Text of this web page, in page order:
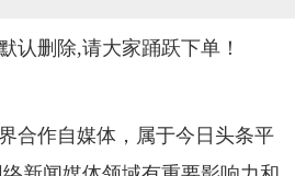
认删除,请大家踊跃下单！
合作自媒体，属于今日头条平